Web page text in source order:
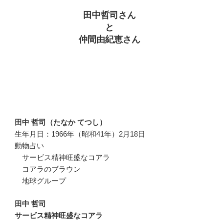
田中哲司さん
と
仲間由紀恵さん
田中 哲司（たなか てつし）
生年月日：1966年（昭和41年）2月18日
動物占い
サービス精神旺盛なコアラ
コアラのブラウン
地球グループ
田中 哲司
サービス精神旺盛なコアラ